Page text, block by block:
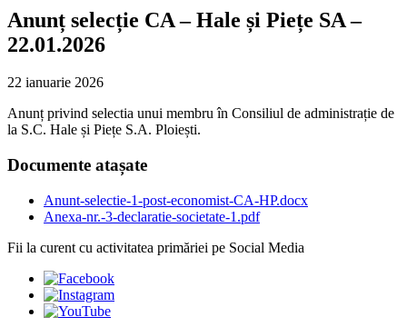
Anunț selecție CA – Hale și Piețe SA –
22.01.2026
22 ianuarie 2026
Anunț privind selectia unui membru în Consiliul de administrație de
la S.C. Hale și Piețe S.A. Ploiești.
Documente atașate
Anunt-selectie-1-post-economist-CA-HP.docx
Anexa-nr.-3-declaratie-societate-1.pdf
Fii la curent cu activitatea primăriei pe Social Media